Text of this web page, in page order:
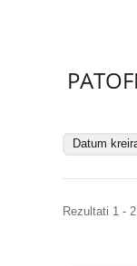
Datum
Rezultati 1 -